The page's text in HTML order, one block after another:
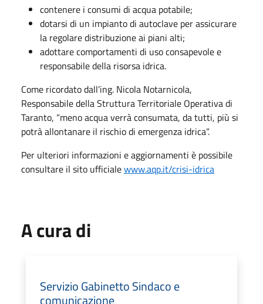
contenere i consumi di acqua potabile;
dotarsi di un impianto di autoclave per assicurare
la regolare distribuzione ai piani alti;
adottare comportamenti di uso consapevole e
responsabile della risorsa idrica.
Come ricordato dall’ing. Nicola Notarnicola,
Responsabile della Struttura Territoriale Operativa di
Taranto, “meno acqua verrà consumata, da tutti, più si
potrà allontanare il rischio di emergenza idrica”.
Per ulteriori informazioni e aggiornamenti è possibile
consultare il sito ufficialewww.aqp.it/crisi-idrica
A cura di
Servizio Gabinetto Sindaco e
comunicazione